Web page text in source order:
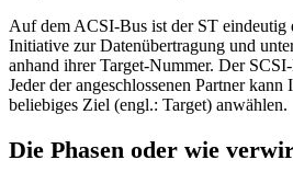
Auf dem ACSI-Bus ist der ST eindeutig
Initiative zur Datenübertragung und
anhand ihrer Target-Nummer. Der
Jeder der angeschlossenen Partner
beliebiges Ziel (engl.: Target) anwählen.
Die Phasen oder wie